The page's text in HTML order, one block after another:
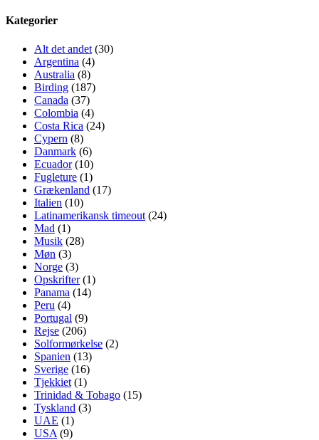
Kategorier
Alt det andet (30)
Argentina (4)
Australia (8)
Birding (187)
Canada (37)
Colombia (4)
Costa Rica (24)
Cypern (8)
Danmark (6)
Ecuador(10)
Fugleture (1)
Grækenland (17)
Italien (10)
Latinamerikansk timeout (24)
Mad (1)
Musik (28)
Møn (3)
Norge (3)
Opskrifter(1)
Panama (14)
Peru (4)
Portugal (9)
Rejse (206)
Solformørkelse (2)
Spanien (13)
Sverige (16)
Tjekkiet (1)
Trinidad & Tobago (15)
Tyskland (3)
UAE (1)
USA (9)